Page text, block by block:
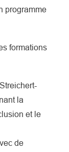
programme
formations
la
et le
de